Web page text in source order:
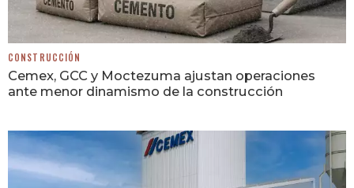
CONSTRUCCIÓN
Cemex, GCC y Moctezuma ajustan operaciones
ante menor dinamismo de la construcción